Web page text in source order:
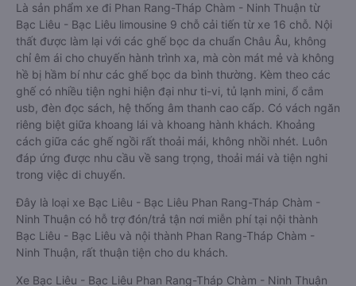
Là sản phẩm xe đi Phan Rang-Tháp Chàm - Ninh Thuận từ
Bạc Liêu - Bạc Liêu limousine 9 chỗ cải tiến từ xe 16 chỗ. Nội
thất được làm lại với các ghế bọc da chuẩn Châu Âu, không
chỉ êm ái cho chuyến hành trình xa, mà còn mát mẻ và không
hề bị hầm bí như các ghế bọc da bình thường. Kèm theo các
ghế có nhiều tiện nghi hiện đại như ti-vi, tủ lạnh mini, ổ cắm
usb, đèn đọc sách, hệ thống âm thanh cao cấp. Có vách ngăn
riêng biệt giữa khoang lái và khoang hành khách. Khoảng
cách giữa các ghế ngồi rất thoải mái, không nhồi nhét. Luôn
đáp ứng được nhu cầu về sang trọng, thoải mái và tiện nghi
trong việc di chuyển.
Đây là loại xe Bạc Liêu - Bạc Liêu Phan Rang-Tháp Chàm -
Ninh Thuận có hỗ trợ đón/trả tận nơi miễn phí tại nội thành
Bạc Liêu - Bạc Liêu và nội thành Phan Rang-Tháp Chàm -
Ninh Thuận, rất thuận tiện cho du khách.
Xe Bạc Liêu - Bạc Liêu Phan Rang-Tháp Chàm - Ninh Thuận